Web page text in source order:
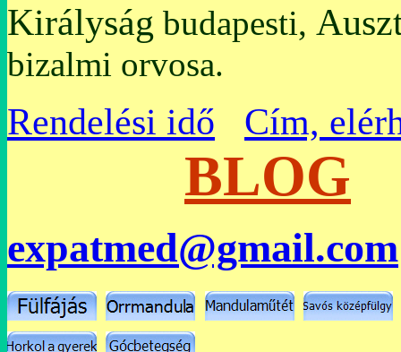
Királyság budapesti,
bizalmi orvosa.
Rendelési idő Cím,
BLOG
expatmed@gmail.com